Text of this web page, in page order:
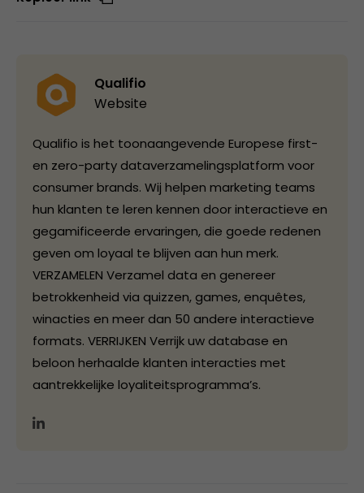
Qualifio
Website
Qualifio is het toonaangevende Europese first-
en zero-party dataverzamelingsplatform voor
consumer brands. Wij helpen marketing teams
hun klanten te leren kennen door interactieve en
gegamificeerde ervaringen, die goede redenen
geven om loyaal te blijven aan hun merk.
VERZAMELEN Verzamel data en genereer
betrokkenheid via quizzen, games, enquêtes,
winacties en meer dan 50 andere interactieve
formats. VERRIJKEN Verrijk uw database en
beloon herhaalde klanten interacties met
aantrekkelijke loyaliteitsprogramma’s.